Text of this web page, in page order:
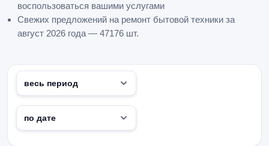
воспользоваться вашими услугами
Свежих предложений на ремонт бытовой техники за
август 2026 года — 47176 шт.